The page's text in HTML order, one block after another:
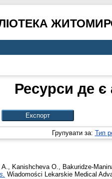
Ресурси де є
Групувати за: Тип
А., Kanishcheva O., Bakuridze-
Wiadomości Lekarskie Medical